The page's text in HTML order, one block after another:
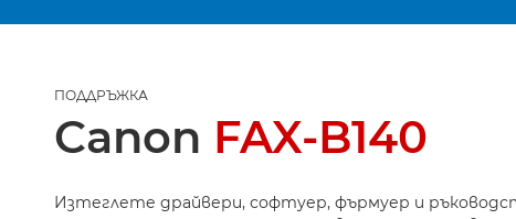
ПОДДРЪЖКА
Canon FAX-B140
Изтеглете драйвери, софтуер, фърмуер и